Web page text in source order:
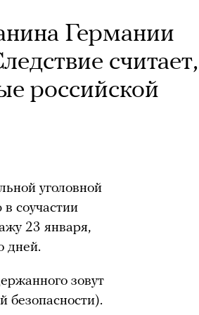
Германии
российской
уголовной
соучастии
23 января,
дней.
зовут
безопасности).